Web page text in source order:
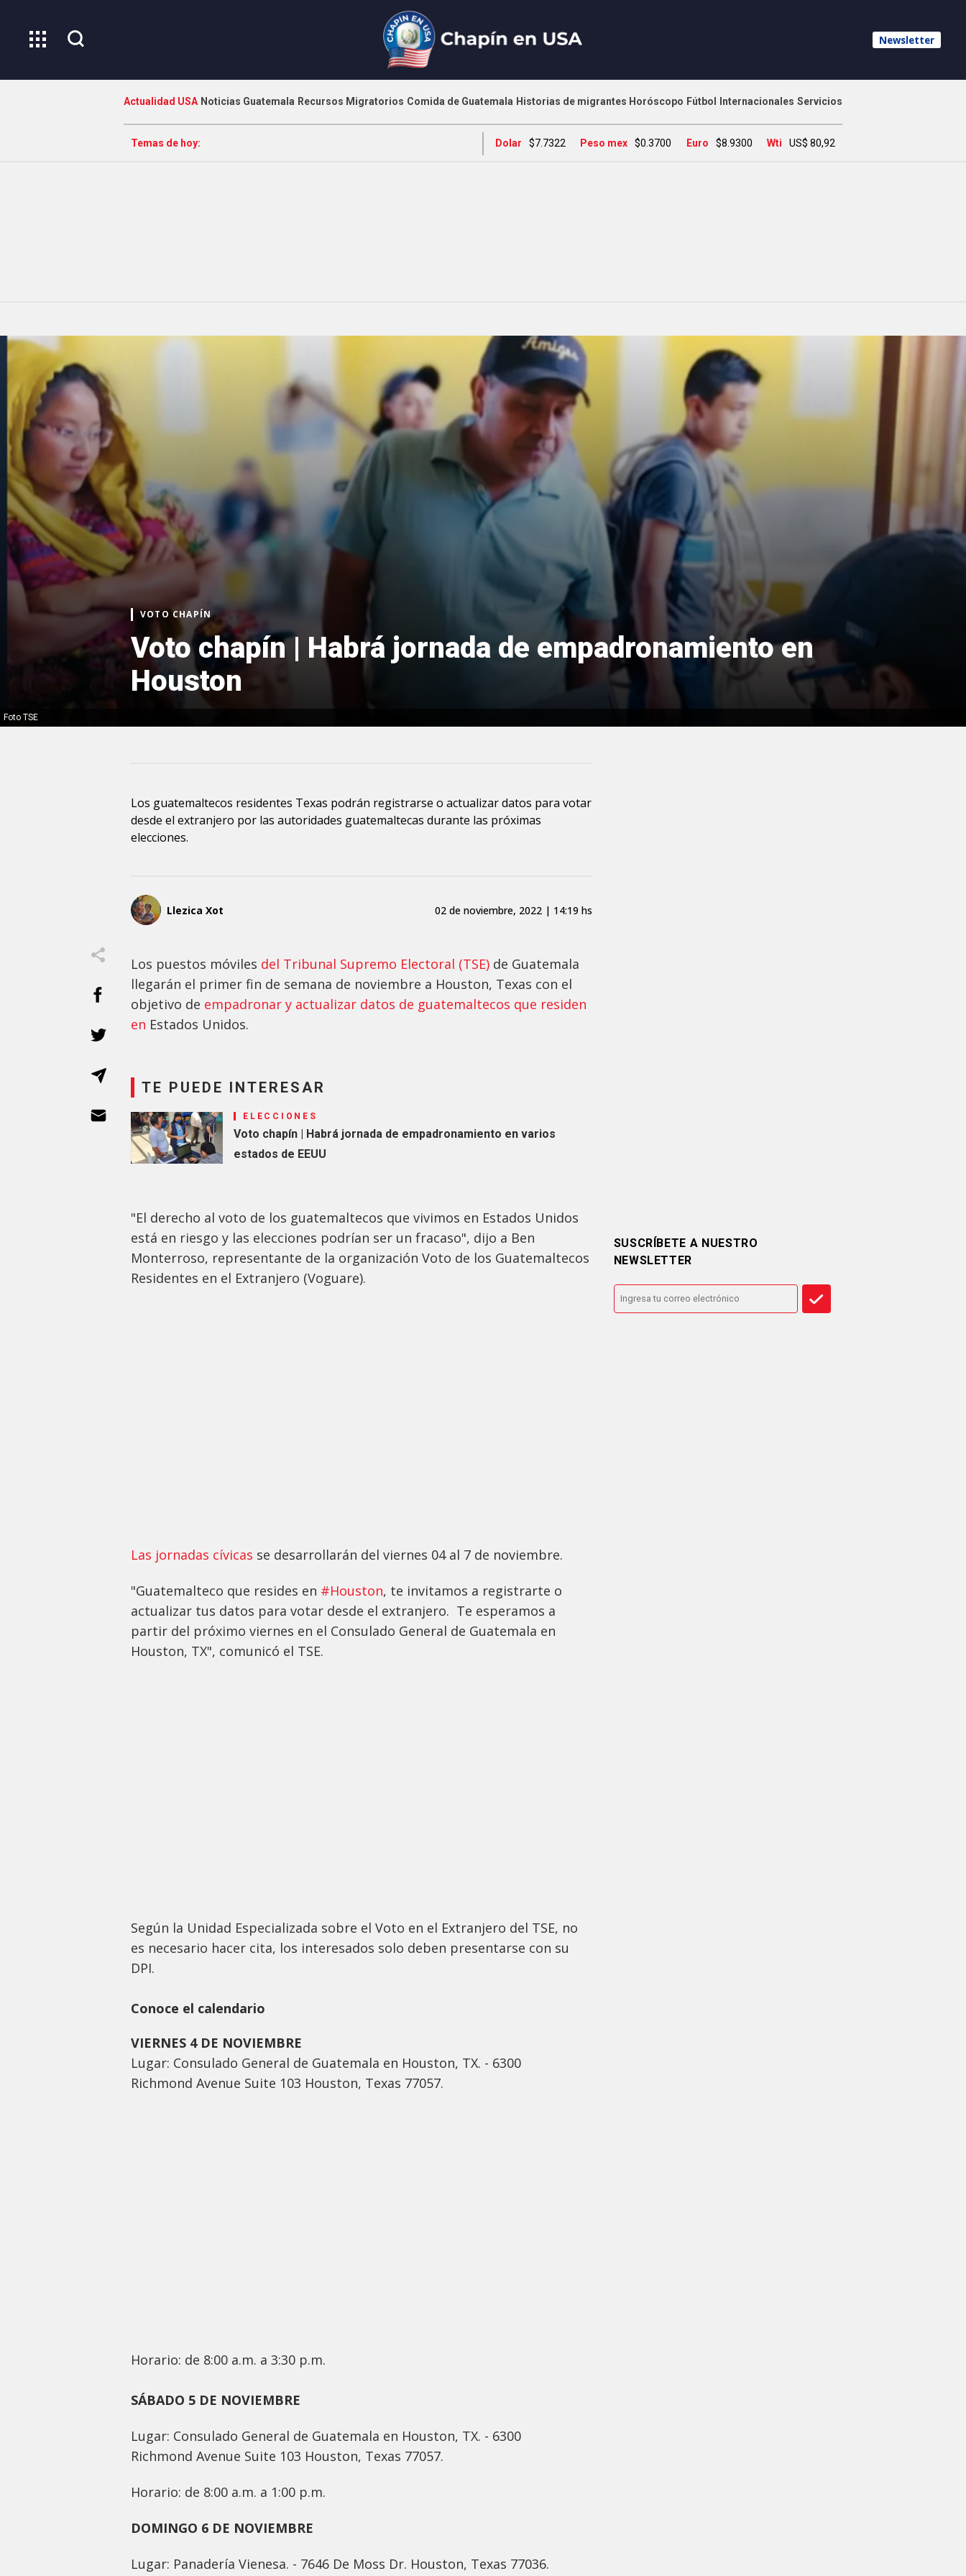
Newsletter
Actualidad USA Noticias Guatemala Recursos Migratorios Comida de Guatemala Historias de migrantes Horóscopo Fútbol Internacionales Servicios
Temas de hoy: Dolar $7.7322 Peso mex $0.3700 Euro $8.9300 Wti US$ 80,92
Foto TSE
VOTO CHAPÍN
Voto chapín | Habrá jornada de empadronamiento en
Houston
Los guatemaltecos residentes Texas podrán registrarse o actualizar datos para votar
desde el extranjero por las autoridades guatemaltecas durante las próximas
elecciones.
Llezica Xot 02 de noviembre, 2022 | 14:19 hs
Los puestos móviles del Tribunal Supremo Electoral (TSE) de Guatemala
llegarán el primer fin de semana de noviembre a Houston, Texas con el
objetivo de empadronar y actualizar datos de guatemaltecos que residen
en Estados Unidos.
TE PUEDE INTERESAR
ELECCIONES
Voto chapín | Habrá jornada de empadronamiento en varios
estados de EEUU
"El derecho al voto de los guatemaltecos que vivimos en Estados Unidos
está en riesgo y las elecciones podrían ser un fracaso", dijo a Ben
Monterroso, representante de la organización Voto de los Guatemaltecos
Residentes en el Extranjero (Voguare).
Las jornadas cívicas se desarrollarán del viernes 04 al 7 de noviembre.
"Guatemalteco que resides en #Houston, te invitamos a registrarte o
actualizar tus datos para votar desde el extranjero. Te esperamos a
partir del próximo viernes en el Consulado General de Guatemala en
Houston, TX", comunicó el TSE.
Según la Unidad Especializada sobre el Voto en el Extranjero del TSE, no
es necesario hacer cita, los interesados solo deben presentarse con su
DPI.
Conoce el calendario
VIERNES 4 DE NOVIEMBRE
Lugar: Consulado General de Guatemala en Houston, TX. - 6300
Richmond Avenue Suite 103 Houston, Texas 77057.
Horario: de 8:00 a.m. a 3:30 p.m.
SÁBADO 5 DE NOVIEMBRE
Lugar: Consulado General de Guatemala en Houston, TX. - 6300
Richmond Avenue Suite 103 Houston, Texas 77057.
Horario: de 8:00 a.m. a 1:00 p.m.
DOMINGO 6 DE NOVIEMBRE
Lugar: Panadería Vienesa. - 7646 De Moss Dr. Houston, Texas 77036.
SUSCRÍBETE A NUESTRO
NEWSLETTER